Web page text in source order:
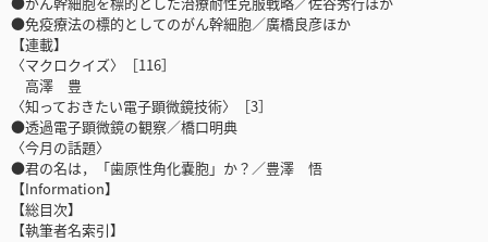
●免疫療法の標的としてのがん幹細胞／廣橋良彦ほか
【連載】
〈マクロクイズ〉［116］
高澤 豊
〈知っておきたい電子顕微鏡技術〉［3］
●透過電子顕微鏡の観察／橋口明典
〈今月の話題〉
●君の名は，「歯原性角化嚢胞」か？／豊澤 悟
【Information】
【総目次】
【執筆者名索引】